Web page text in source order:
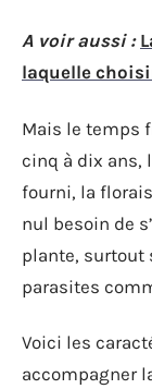
A voir aussi :
laquelle
Mais le temps
cinq à dix ans,
fourni, la
nul besoin de
plante, surtout
parasites
Voici les
accompagner